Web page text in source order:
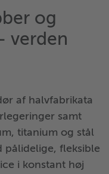
og
verden
af halvfabrikata
samt
titanium og stål
pålidelige, fleksible
i konstant høj